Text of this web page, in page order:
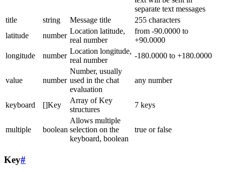
separate text messages
title
string Message title
255 characters
latitude
number
Location latitude,
real number
from -90.0000 to
+90.0000
longitude
number
Location longitude,
real number
-180.0000 to +180.0000
value number
Number, usually
used in the chat
evaluation
any number
keyboard []Key
Array of Key
structures
7 keys
multiple boolean
Allows multiple
selection on the
keyboard, boolean
true or false
Key#